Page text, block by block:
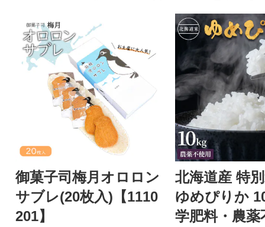
御菓子司梅月オロロン
サブレ(20枚入)【1110
201】
北海道産 特
ゆめぴりか
学肥料・農薬